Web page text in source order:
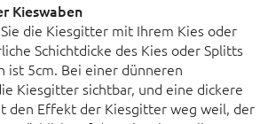
Kieswaben
die Kiesgitter mit Ihrem Kies oder
Schichtdicke des Kies oder Splitts
ist 5cm. Bei einer dünneren
Kiesgitter sichtbar, und eine dickere
den Effekt der Kiesgitter weg weil, der